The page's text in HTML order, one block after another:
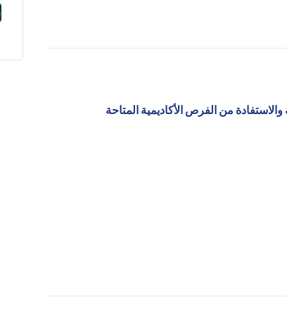
من الفرص الأكاديمية المتاحة